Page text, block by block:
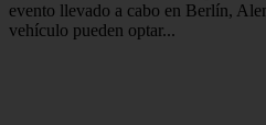
evento llevado a cabo en Berlín,
vehículo pueden optar...